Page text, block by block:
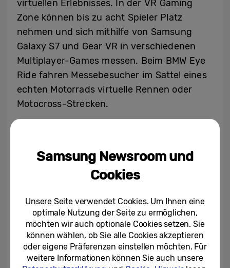
virtuellen Erlebnisses. In der VR Gaming
Zone können bis zu acht Spieler Platz
nehmen und sich mithilfe von Samsung
Galaxy S7 und Gear VR in verschiedenen
Multiplayer-Games messen. Beim BMW Eye
Ride fahren Messebesucher im Sattel eines
echten Motorrads virtuelle Rennen oder
Motocross-Strecken.
Gear VR (SM-R323) powered by Oculus – Die Gear VR
ermöglicht es, VR-Filme, -Spiele und 360-Grad-Videos
Samsung Newsroom und
Cookies
Unsere Seite verwendet Cookies. Um Ihnen eine
optimale Nutzung der Seite zu ermöglichen,
möchten wir auch optionale Cookies setzen. Sie
können wählen, ob Sie alle Cookies akzeptieren
oder eigene Präferenzen einstellen möchten. Für
weitere Informationen können Sie auch unsere